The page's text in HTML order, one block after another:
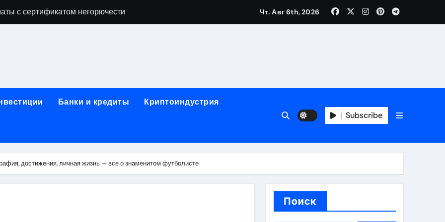
с сертификатом негорючести
и направляющих для конвейерных лент
лотков для хранения электронных компонентов
этапы строительства, проверка застройщика и сценарии оформления сделки
информация о сельскохозяйственных предприятиях
Чт. Авг 6th, 2026
Банки и кредиты Криптоиндустрия
Subscribe
достижения, личная жизнь — все о знаменитом футболисте
Поиск